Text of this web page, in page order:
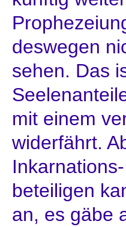
deswegen
sehen. Das
mit einem
widerfährt.
beteiligen
an, es gäbe